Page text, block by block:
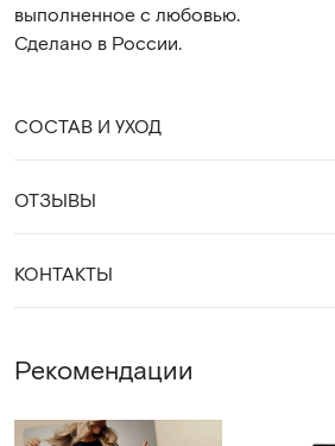
выполненное с любовью.
Сделано в России.
СОСТАВ И УХОД
хлопок 92% лайкра 8%
Деликатная стирка 30 градусов.
ОТЗЫВЫ
КОНТАКТЫ
WhatsApp
Telegram
cocossimo.shop@gmail.com
Рекомендации